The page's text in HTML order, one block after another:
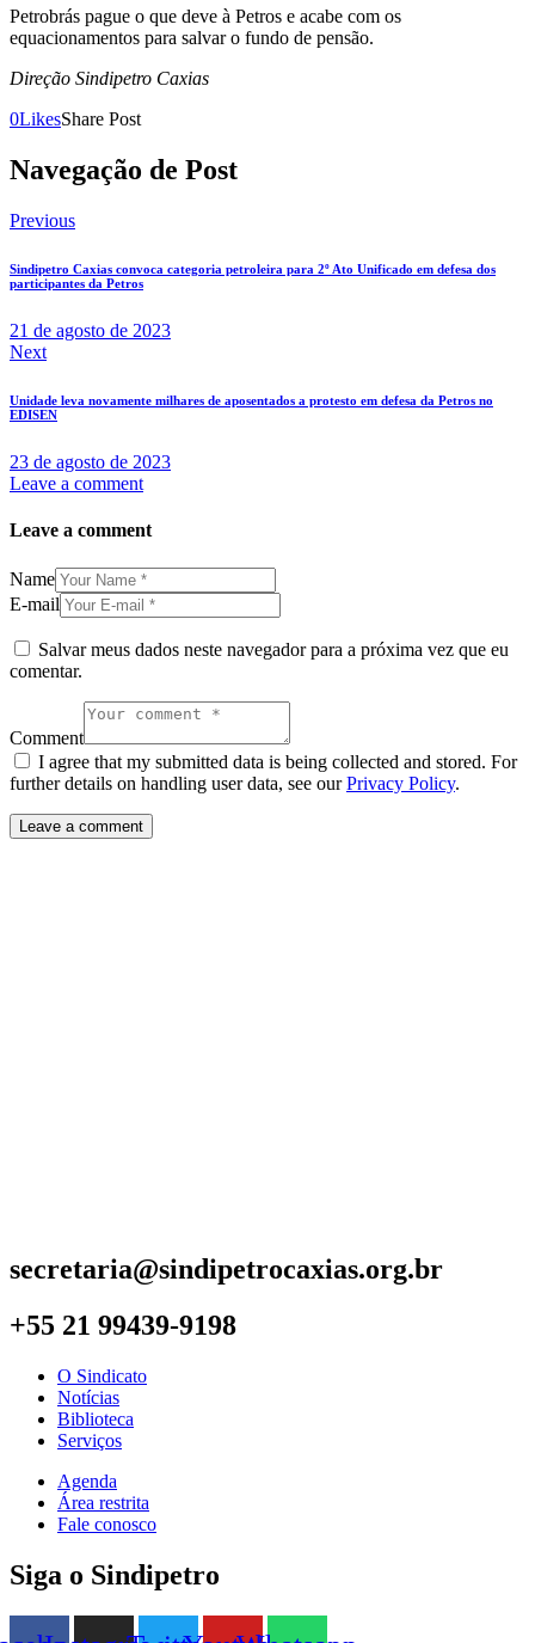
Petrobrás pague o que deve à Petros e acabe com os
equacionamentos para salvar o fundo de pensão.
Direção Sindipetro Caxias
0LikesShare Post
Navegação de Post
Previous
Sindipetro Caxias convoca categoria petroleira para 2º Ato Unificado em defesa dos
participantes da Petros
21 de agosto de 2023
Next
Unidade leva novamente milhares de aposentados a protesto em defesa da Petros no
EDISEN
23 de agosto de 2023
Leave a comment
Leave a comment
Name
E-mail
Salvar meus dados neste navegador para a próxima vez que eu
comentar.
Comment
I agree that my submitted data is being collected and stored. For
further details on handling user data, see ourPrivacy Policy.
secretaria@sindipetrocaxias.org.br
+55 21 99439-9198
O Sindicato
Notícias
Biblioteca
Serviços
Agenda
Área restrita
Fale conosco
Siga o Sindipetro